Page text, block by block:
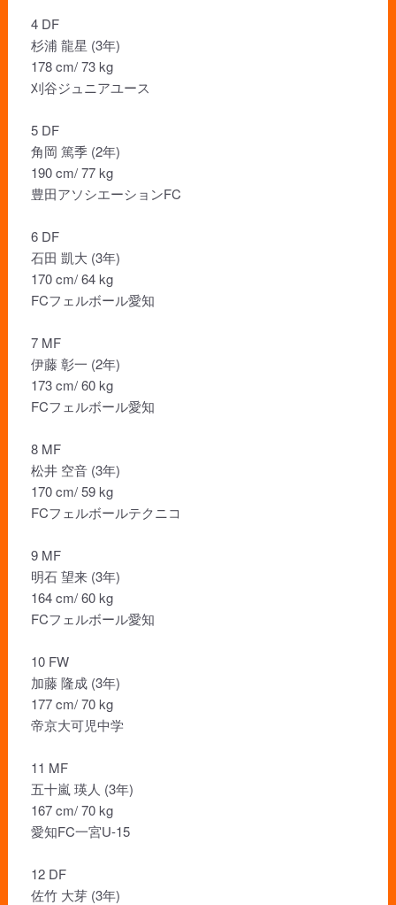
4 DF
杉浦 龍星 (3年)
178 cm/ 73 kg
刈谷ジュニアユース
5 DF
角岡 篤季 (2年)
190 cm/ 77 kg
豊田アソシエーションFC
6 DF
石田 凱大 (3年)
170 cm/ 64 kg
FCフェルボール愛知
7 MF
伊藤 彰一 (2年)
173 cm/ 60 kg
FCフェルボール愛知
8 MF
松井 空音 (3年)
170 cm/ 59 kg
FCフェルボールテクニコ
9 MF
明石 望来 (3年)
164 cm/ 60 kg
FCフェルボール愛知
10 FW
加藤 隆成 (3年)
177 cm/ 70 kg
帝京大可児中学
11 MF
五十嵐 瑛人 (3年)
167 cm/ 70 kg
愛知FC一宮U-15
12 DF
佐竹 大芽 (3年)